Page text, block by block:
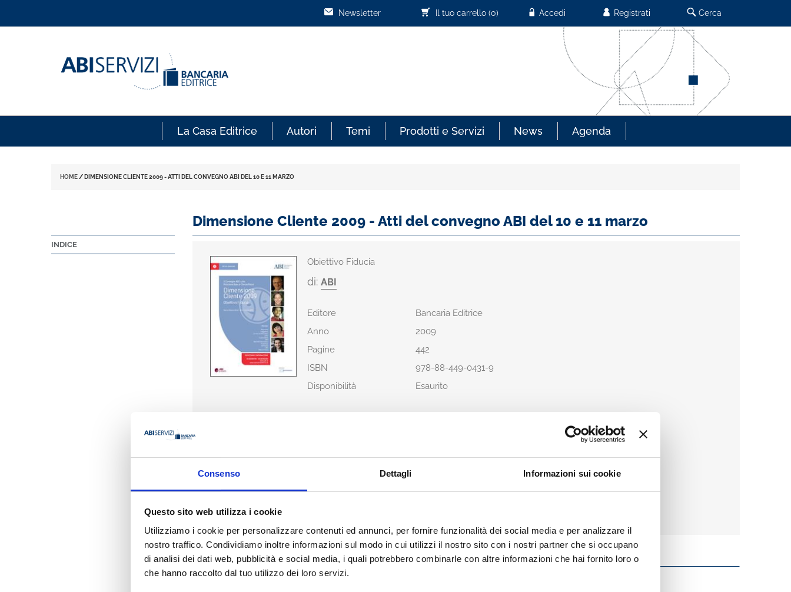
Consenso Dettagli Informazioni sui cookie
Questo sito web utilizza i cookie
Utilizziamo i cookie per personalizzare contenuti ed annunci, per fornire funzionalità dei social media e per analizzare il
nostro traffico. Condividiamo inoltre informazioni sul modo in cui utilizzi il nostro sito con i nostri partner che si occupano
di analisi dei dati web, pubblicità e social media, i quali potrebbero combinarle con altre informazioni che hai fornito loro o
che hanno raccolto dal tuo utilizzo dei loro servizi.
Cerca
Registrati
Accedi
Il tuo carrello (0)
Newsletter
La Casa Editrice Autori Temi Prodotti e Servizi News Agenda
HOME / DIMENSIONE CLIENTE 2009 - ATTI DEL CONVEGNO ABI DEL 10 E 11 MARZO
INDICE
Dimensione Cliente 2009 - Atti del convegno ABI del 10 e 11 marzo
Obiettivo Fiducia
di:ABI
Editore
Bancaria Editrice
Anno
2009
Pagine
442
ISBN
978-88-449-0431-9
Disponibilità
Esaurito
IVA assolta dall'editore
Indice